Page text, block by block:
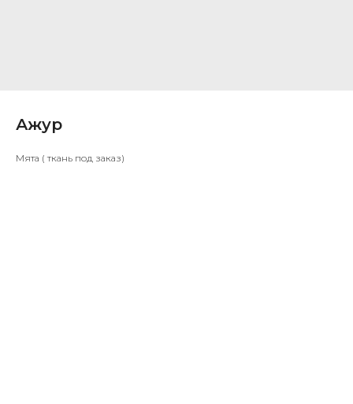
Ажур
Мята ( ткань под заказ)